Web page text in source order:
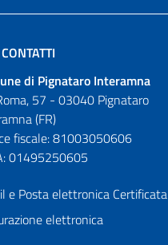
CONTATTI
di Pignataro Interamna
57 - 03040 Pignataro
(FR)
fiscale: 81003050606
01495250605
e Posta elettronica Certificata
elettronica